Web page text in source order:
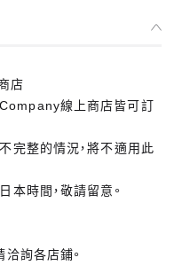
店
線上商店皆可訂
完整的情況，將不適用此
時間，敬請留意。
詢各店鋪。